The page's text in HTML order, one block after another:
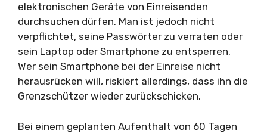
elektronischen Geräte von Einreisenden
durchsuchen dürfen. Man ist jedoch nicht
verpflichtet, seine Passwörter zu verraten oder
sein Laptop oder Smartphone zu entsperren.
Wer sein Smartphone bei der Einreise nicht
herausrücken will, riskiert allerdings, dass ihn die
Grenzschützer wieder zurückschicken.
Bei einem geplanten Aufenthalt von 60 Tagen